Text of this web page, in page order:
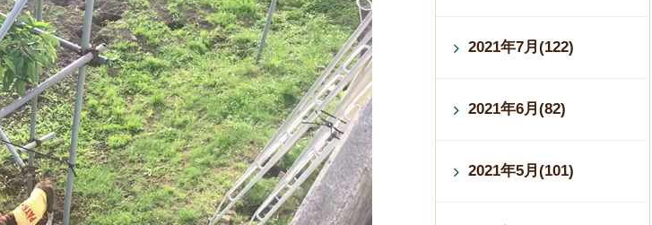
2021年7月(122)
2021年6月(82)
2021年5月(101)